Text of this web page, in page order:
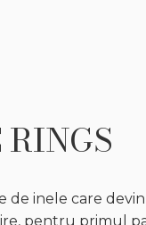
RINGS
de inele care
pentru primul